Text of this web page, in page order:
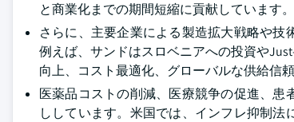
と商業化までの期間短縮に貢献しています。
さらに、主要企業による製造拡大戦略や技
例えば、サンドはスロベニアへの投資や
向上、コスト最適化、グローバルな供給信
医薬品コストの削減、医療競争の促進、
ししています。米国では、インフレ抑制